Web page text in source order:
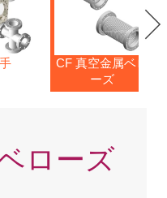
CF 真空金属ベロ
ーズ
ローズ